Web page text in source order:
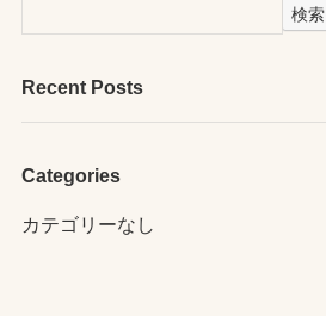
検索
Recent Posts
Categories
カテゴリーなし